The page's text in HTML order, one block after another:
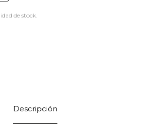
de stock.
Descripción